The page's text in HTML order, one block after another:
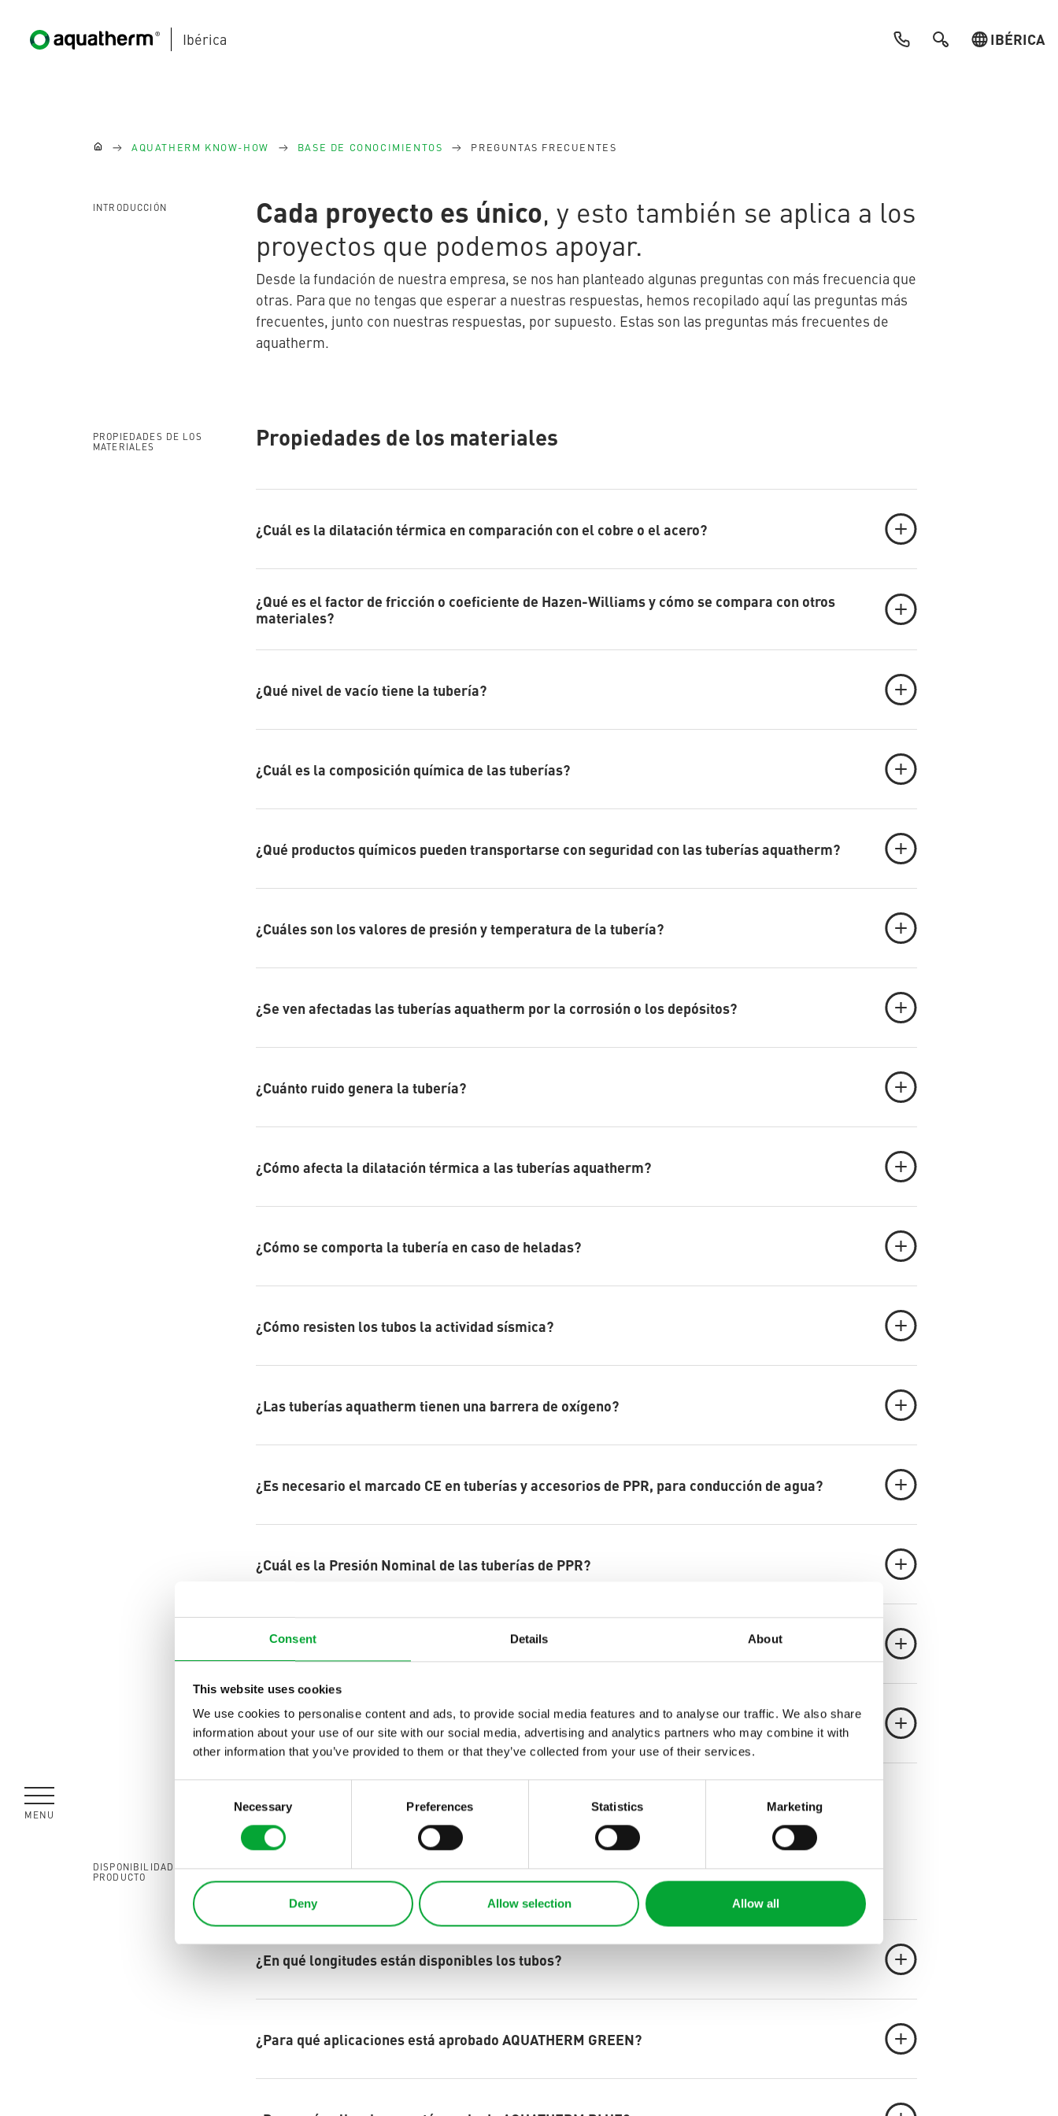
Consent Details About
This website uses cookies
We use cookies to personalise content and ads, to provide social media features and to analyse our traffic. We also share
information about your use of our site with our social media, advertising and analytics partners who may combine it with
other information that you’ve provided to them or that they’ve collected from your use of their services.
Necessary Preferences Statistics Marketing
Deny Allow selection Allow all
Ibérica IBÉRICA
MENÚ
CERRAR
AQUATHERM RED
Noticias
You are here:
AQUATHERM KNOW-HOW BASE DE CONOCIMIENTOS PREGUNTAS FRECUENTES
INTRODUCCIÓN Cada proyecto es único, y esto también se aplica a los
proyectos que podemos apoyar.
Desde la fundación de nuestra empresa, se nos han planteado algunas preguntas con más frecuencia que
otras. Para que no tengas que esperar a nuestras respuestas, hemos recopilado aquí las preguntas más
frecuentes, junto con nuestras respuestas, por supuesto. Estas son las preguntas más frecuentes de
aquatherm.
PROPIEDADES DE LOS
MATERIALES
Propiedades de los materiales
¿Cuál es la dilatación térmica en comparación con el cobre o el acero?
¿Qué es el factor de fricción o coeficiente de Hazen-Williams y cómo se compara con otros
materiales?
¿Qué nivel de vacío tiene la tubería?
¿Cuál es la composición química de las tuberías?
¿Qué productos químicos pueden transportarse con seguridad con las tuberías aquatherm?
¿Cuáles son los valores de presión y temperatura de la tubería?
¿Se ven afectadas las tuberías aquatherm por la corrosión o los depósitos?
¿Cuánto ruido genera la tubería?
¿Cómo afecta la dilatación térmica a las tuberías aquatherm?
¿Cómo se comporta la tubería en caso de heladas?
¿Cómo resisten los tubos la actividad sísmica?
¿Las tuberías aquatherm tienen una barrera de oxígeno?
¿Es necesario el marcado CE en tuberías y accesorios de PPR, para conducción de agua?
¿Cuál es la Presión Nominal de las tuberías de PPR?
¿Cuál es la definición de “Serie”, en tuberías de PPR?
¿Cuál es la definición de “SDR”, en tuberías de PPR?
DISPONIBILIDAD DEL
PRODUCTO
Disponibilidad del producto
¿En qué longitudes están disponibles los tubos?
¿Para qué aplicaciones está aprobado AQUATHERM GREEN?